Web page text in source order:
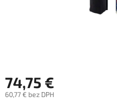
74,75 €
60,77 € bez DPH